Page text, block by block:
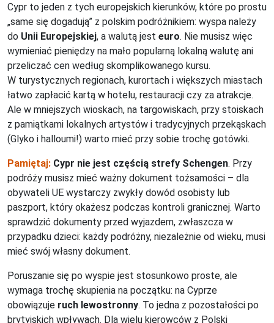
Cypr to jeden z tych europejskich kierunków, które po prostu
„same się dogadują” z polskim podróżnikiem: wyspa należy
do Unii Europejskiej, a walutą jest euro. Nie musisz więc
wymieniać pieniędzy na mało popularną lokalną walutę ani
przeliczać cen według skomplikowanego kursu.
W turystycznych regionach, kurortach i większych miastach
łatwo zapłacić kartą w hotelu, restauracji czy za atrakcje.
Ale w mniejszych wioskach, na targowiskach, przy stoiskach
z pamiątkami lokalnych artystów i tradycyjnych przekąskach
(Glyko i halloumi!) warto mieć przy sobie trochę gotówki.
Pamiętaj: Cypr nie jest częścią strefy Schengen. Przy
podróży musisz mieć ważny dokument tożsamości – dla
obywateli UE wystarczy zwykły dowód osobisty lub
paszport, który okażesz podczas kontroli granicznej. Warto
sprawdzić dokumenty przed wyjazdem, zwłaszcza w
przypadku dzieci: każdy podróżny, niezależnie od wieku, musi
mieć swój własny dokument.
Poruszanie się po wyspie jest stosunkowo proste, ale
wymaga trochę skupienia na początku: na Cyprze
obowiązuje ruch lewostronny. To jedna z pozostałości po
brytyjskich wpływach. Dla wielu kierowców z Polski